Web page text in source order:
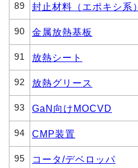
89 封止材料（エポキシ系）
90 金属放熱基板
91 放熱シート
92 放熱グリース
93 GaN向けMOCVD
94 CMP装置
95 コータ/デベロッパ